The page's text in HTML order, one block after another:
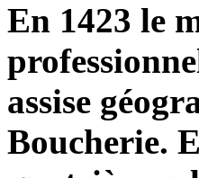
En 1423 le
assise
Boucherie.